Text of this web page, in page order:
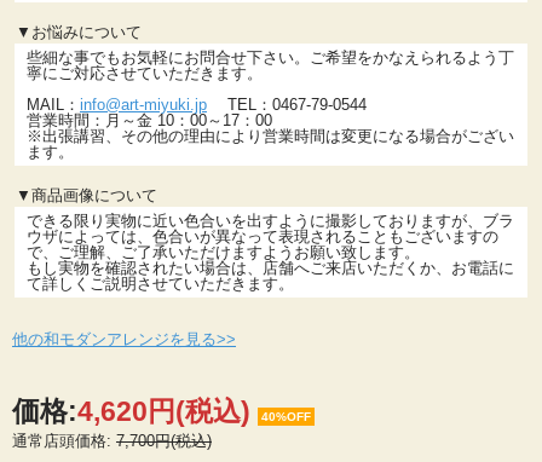
▼お悩みについて
些細な事でもお気軽にお問合せ下さい。ご希望をかなえられるよう丁
寧にご対応させていただきます。
MAIL： info@art-miyuki.jp TEL：0467-79-0544
営業時間：月～金 10：00～17：00
※出張講習、その他の理由により営業時間は変更になる場合がござい
ます。
▼商品画像について
できる限り実物に近い色合いを出すように撮影しておりますが、ブラ
ウザによっては、色合いが異なって表現されることもございますの
で、ご理解、ご了承いただけますようお願い致します。
もし実物を確認されたい場合は、店舗へご来店いただくか、お電話に
て詳しくご説明させていただきます。
他の和モダンアレンジを見る>>
価格:4,620円(税込) 40%OFF
通常店頭価格: 7,700円(税込)